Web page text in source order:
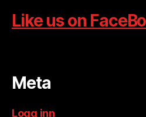
Like us on
Meta
Logg inn